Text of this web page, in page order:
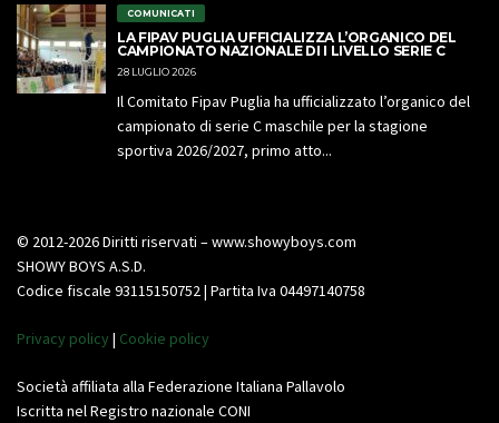
COMUNICATI
LA FIPAV PUGLIA UFFICIALIZZA L’ORGANICO DEL
CAMPIONATO NAZIONALE DI I LIVELLO SERIE C
28 LUGLIO 2026
Il Comitato Fipav Puglia ha ufficializzato l’organico del
campionato di serie C maschile per la stagione
sportiva 2026/2027, primo atto...
© 2012-2026 Diritti riservati – www.showyboys.com
SHOWY BOYS A.S.D.
Codice fiscale 93115150752 | Partita Iva 04497140758
Privacy policy | Cookie policy
Società affiliata alla Federazione Italiana Pallavolo
Iscritta nel Registro nazionale CONI